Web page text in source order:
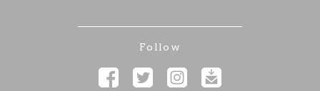
Follow